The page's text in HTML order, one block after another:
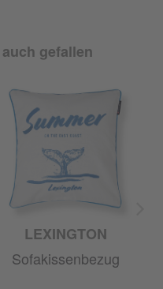
gefallen
LEXINGTON
Sofakissenbezug